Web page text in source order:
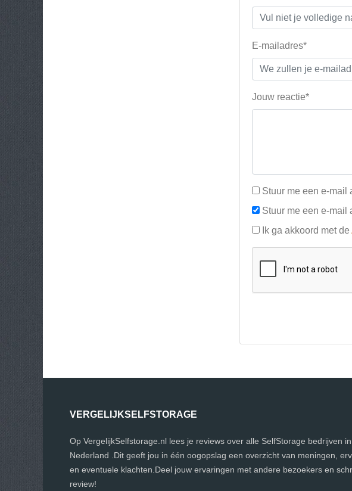
E-mailadres*
Jouw reactie*
Stuur me een e-mail
Stuur me een e-mail
Ik ga akkoord met de
VERGELIJKSELFSTORAGE
Op VergelijkSelfstorage.nl lees je reviews over alle SelfStorage bedrijven in
Nederland .Dit geeft jou in één oogopslag een overzicht van meningen,
en eventuele klachten.Deel jouw ervaringen met andere bezoekers en
review!